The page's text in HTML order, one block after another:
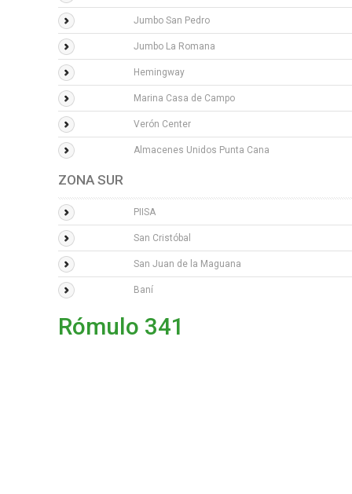
Jumbo San Pedro
Jumbo La Romana
Hemingway
Marina Casa de Campo
Verón Center
Almacenes Unidos Punta Cana
ZONA SUR
PIISA
San Cristóbal
San Juan de la Maguana
Baní
Rómulo 341